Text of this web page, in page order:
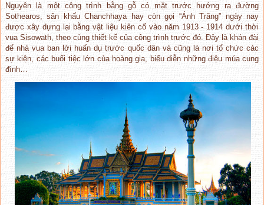
Nguyên là một công trình bằng gỗ có mặt trước hướng ra đường
Sothearos, sân khấu Chanchhaya hay còn gọi “Ánh Trăng” ngày nay
được xây dựng lại bằng vật liệu kiên cố vào năm 1913 - 1914 dưới thời
vua Sisowath, theo cùng thiết kế của công trình trước đó. Đây là khán đài
để nhà vua ban lời huấn dụ trước quốc dân và cũng là nơi tổ chức các
sự kiện, các buổi tiệc lớn của hoàng gia, biểu diễn những điệu múa cung
đình…